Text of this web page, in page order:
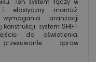
Ten system łączy w
elastyczny montaż,
aranżacji
system SHIFT
do oświetlenia,
opraw